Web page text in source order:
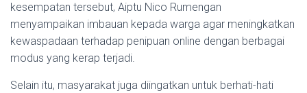
kesempatan tersebut, Aiptu Nico Rumengan
menyampaikan imbauan kepada warga agar meningkatkan
kewaspadaan terhadap penipuan online dengan berbagai
modus yang kerap terjadi.
Selain itu, masyarakat juga diingatkan untuk berhati-hati